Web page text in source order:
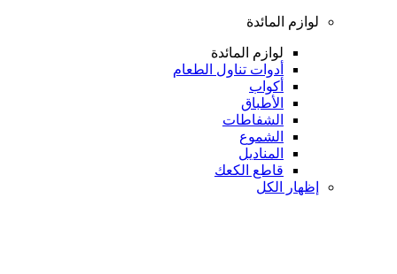
لوازم المائدة
لوازم المائدة
أدوات تناول الطعام
أكواب
الأطباق
الشفاطات
الشموع
المناديل
قاطع الكعك
إظهار الكل